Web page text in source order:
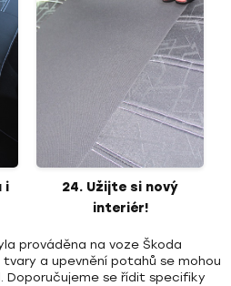
i
24. Užijte si nový
interiér!
prováděna na voze Škoda
a upevnění potahů se mohou
Doporučujeme se řídit specifiky